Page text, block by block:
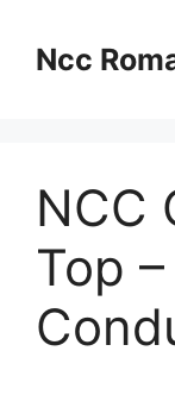
contenuto
Ncc
NCC
Top